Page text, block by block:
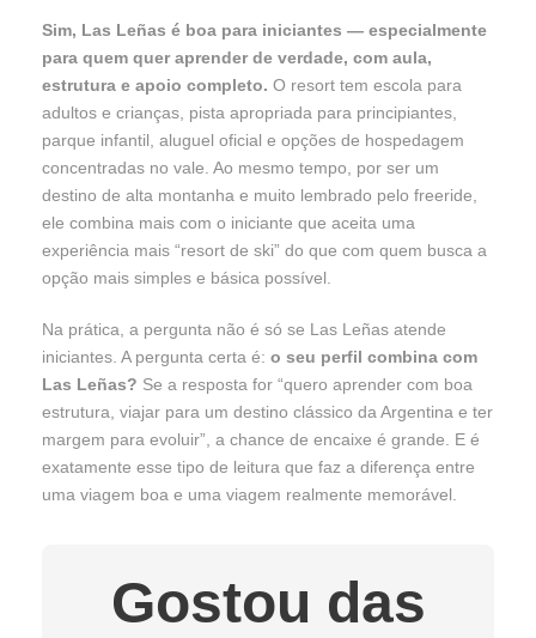
Sim, Las Leñas é boa para iniciantes — especialmente
para quem quer aprender de verdade, com aula,
estrutura e apoio completo. O resort tem escola para
adultos e crianças, pista apropriada para principiantes,
parque infantil, aluguel oficial e opções de hospedagem
concentradas no vale. Ao mesmo tempo, por ser um
destino de alta montanha e muito lembrado pelo freeride,
ele combina mais com o iniciante que aceita uma
experiência mais “resort de ski” do que com quem busca a
opção mais simples e básica possível.
Na prática, a pergunta não é só se Las Leñas atende
iniciantes. A pergunta certa é: o seu perfil combina com
Las Leñas? Se a resposta for “quero aprender com boa
estrutura, viajar para um destino clássico da Argentina e ter
margem para evoluir”, a chance de encaixe é grande. E é
exatamente esse tipo de leitura que faz a diferença entre
uma viagem boa e uma viagem realmente memorável.
Gostou das